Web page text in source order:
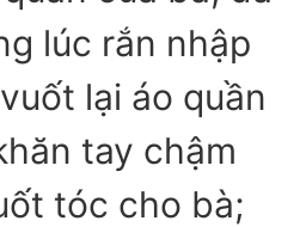
lúc rắn nhập
lại áo quần
tay chậm
tóc cho bà;